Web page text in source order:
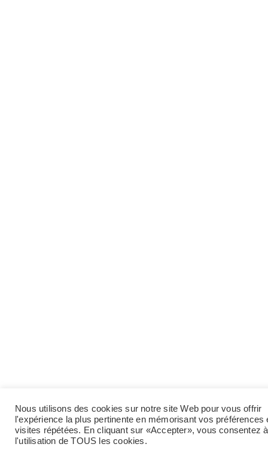
Nous utilisons des cookies sur notre site Web pour vous offrir
l'expérience la plus pertinente en mémorisant vos préférences
visites répétées. En cliquant sur «Accepter», vous consentez à
l'utilisation de TOUS les cookies.